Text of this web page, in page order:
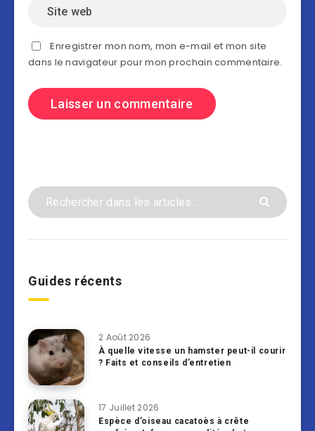
Enregistrer mon nom, mon e-mail et mon site
dans le navigateur pour mon prochain commentaire.
Guides récents
2 Août 2026
À quelle vitesse un hamster peut-il courir
? Faits et conseils d’entretien
17 Juillet 2026
Espèce d’oiseau cacatoès à crête